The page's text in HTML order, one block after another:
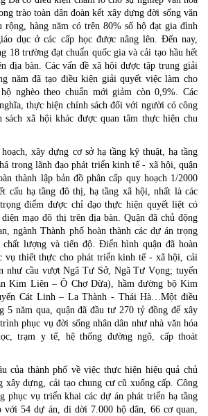
trào toàn dân đoàn kết xây dựng đời sống văn
rộng, hàng năm có trên 80% số hộ đạt gia đình
dục ở các cấp học được nâng lên. Đến nay,
18 trường đạt chuẩn quốc gia và cải tạo hầu hết
địa bàn. Các vấn đề xã hội được tập trung giải
năm đã tạo điều kiện giải quyết việc làm cho
nghèo theo chuẩn mới giảm còn 0,9%. Các
thực hiện chính sách đối với người có công
sách xã hội khác được quan tâm thực hiện chu
xây dựng cơ sở hạ tầng kỹ thuật, hạ tầng
trong lãnh đạo phát triển kinh tế - xã hội, quận
thành lập bản đồ phân cấp quy hoạch 1/2000
cấu hạ tầng đô thị, hạ tầng xã hội, nhất là các
điểm được chỉ đạo thực hiện quyết liệt có
mạo đô thị trên địa bàn. Quận đã chủ động
ngành Thành phố hoàn thành các dự án trọng
chất lượng và tiến độ. Điển hình quận đã hoàn
vụ thiết thực cho phát triển kinh tế - xã hội, cải
như cầu vượt Ngã Tư Sở, Ngã Tư Vọng; tuyến
Kim Liên – Ô Chợ Dừa), hầm đường bộ Kim
Cát Linh – La Thành - Thái Hà…Một điều
5 năm qua, quận đã đầu tư 270 tỷ đồng để xây
phục vụ đời sống nhân dân như nhà văn hóa
trạm y tế, hệ thống đường ngõ, cấp thoát
của thành phố về việc thực hiện hiệu quả chủ
xây dựng, cải tạo chung cư cũ xuống cấp. Công
phục vụ triển khai các dự án phát triển hạ tầng
với 54 dự án, di dời 7.000 hộ dân, 66 cơ quan,